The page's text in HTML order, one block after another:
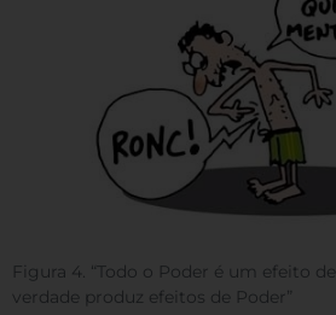
Figura 4. “Todo o Poder é um efeito
verdade produz efeitos de Poder”